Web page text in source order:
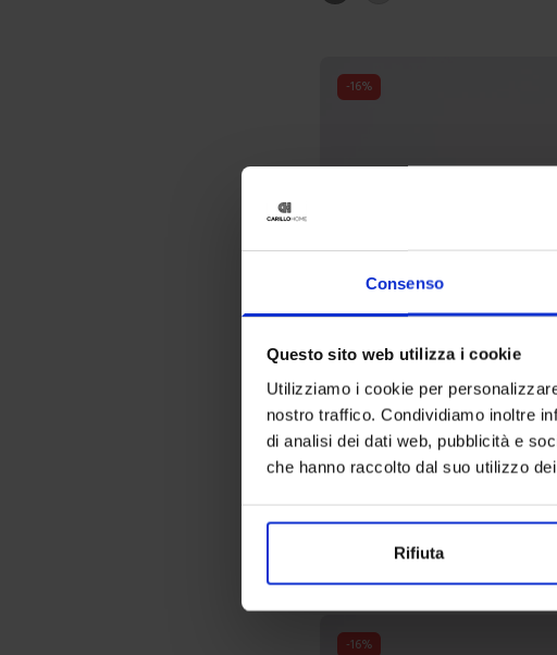
Consenso
Questo sito web utilizza i cookie
Utilizziamo i cookie per
nostro traffico. Condividiamo inoltre
di analisi dei dati web, pubblicità e
che hanno raccolto dal suo utilizzo
Rifiuta
-16%
Linea oro
Bastone Ferro Ferro Tubo
24,90€ Da 21,00€
Colori disponibili
Grigio satinato
Grigio lucido
-16%